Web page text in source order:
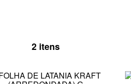
2 itens